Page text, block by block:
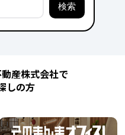
産株式会社で
しの方